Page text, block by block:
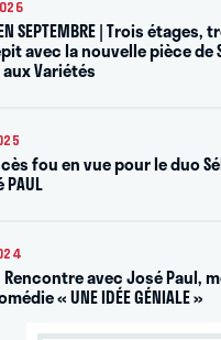
SEPTEMBRE | Trois
avec la nouvelle pièce de
Variétés
fou en vue pour le duo
Rencontre avec José Paul,
« UNE IDÉE GÉNIALE »